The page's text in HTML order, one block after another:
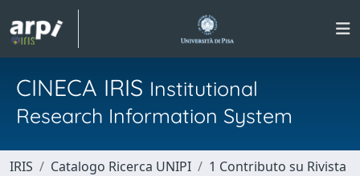
CINECA IRIS Institutional
Research Information System
IRIS Catalogo Ricerca UNIPI
1 Contributo su Rivista